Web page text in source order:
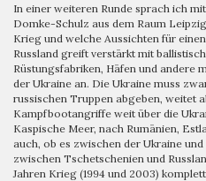
In einer weiteren Runde sprach ich
Domke-Schulz aus dem Raum
Krieg und welche Aussichten für
Russland greift verstärkt mit
Rüstungsfabriken, Häfen und andere
der Ukraine an. Die Ukraine muss
russischen Truppen abgeben, weitet
Kampfbootangriffe weit über die
Kaspische Meer, nach Rumänien,
auch, ob es zwischen der Ukraine
zwischen Tschetschenien und
Jahren Krieg (1994 und 2003)